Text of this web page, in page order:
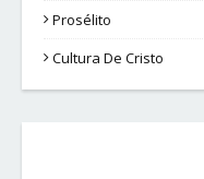
Prosélito
Cultura De Cristo